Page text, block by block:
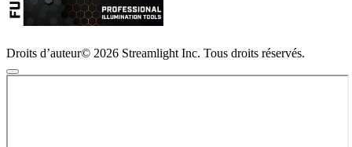
Droits d’auteur© 2026 Streamlight Inc. Tous droits réservés.